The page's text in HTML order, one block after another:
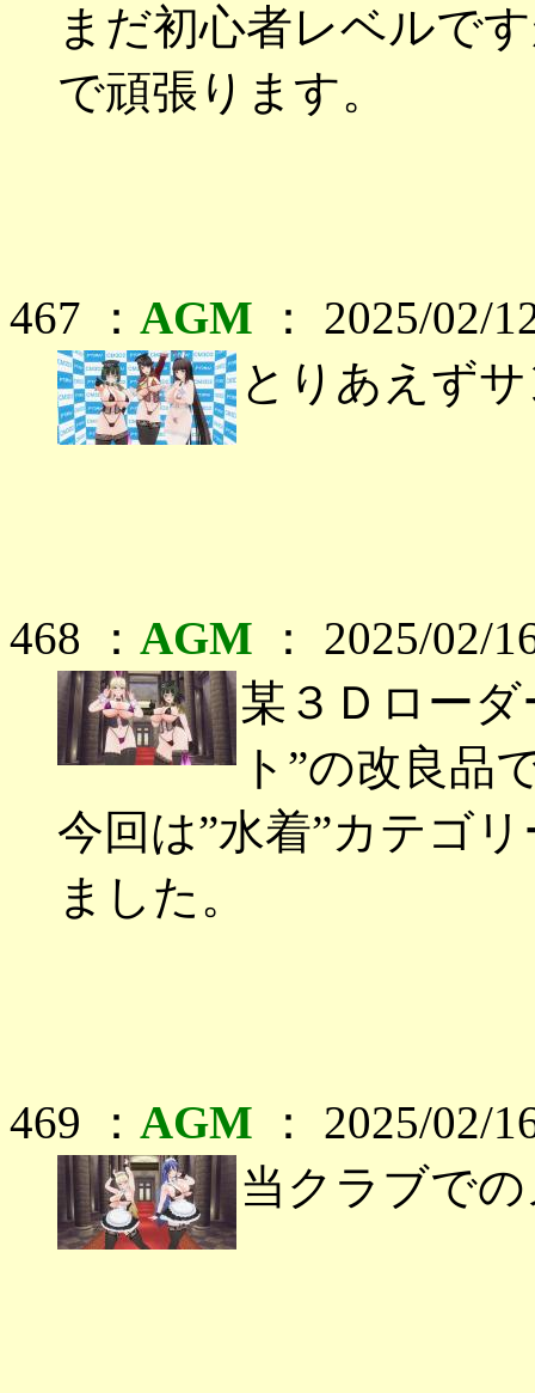
まだ初心者レベルで
で頑張ります。
467 ： AGM ： 2025/02/
とりあえず
468 ： AGM ： 2025/02/
某３Ｄロー
ト”の改良品
今回は”水着”カテゴ
ました。
469 ： AGM ： 2025/02/
当クラブで